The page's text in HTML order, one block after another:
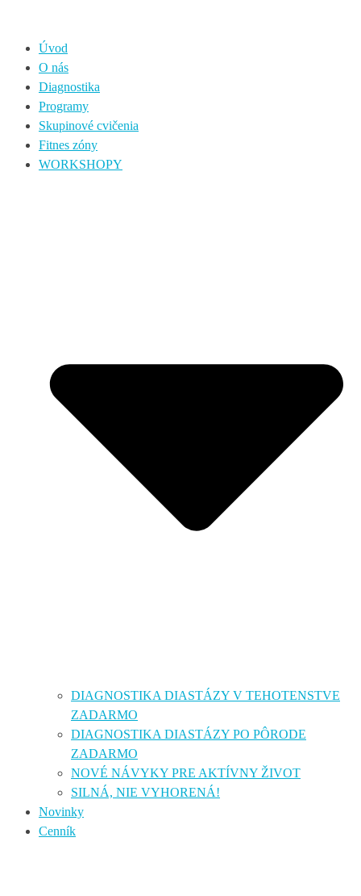
Úvod
O nás
Diagnostika
Programy
Skupinové cvičenia
Fitnes zóny
WORKSHOPY
DIAGNOSTIKA DIASTÁZY V TEHOTENSTVE
ZADARMO
DIAGNOSTIKA DIASTÁZY PO PÔRODE
ZADARMO
NOVÉ NÁVYKY PRE AKTÍVNY ŽIVOT
SILNÁ, NIE VYHORENÁ!
Novinky
Cenník